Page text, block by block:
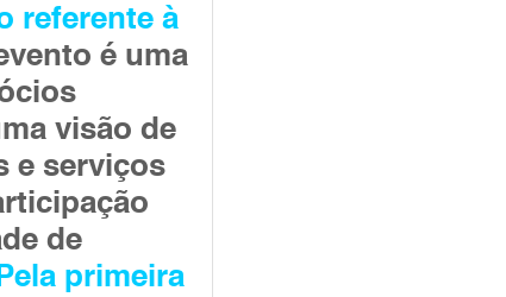
referente à
é uma
visão de
e serviços
de
Pela primeira